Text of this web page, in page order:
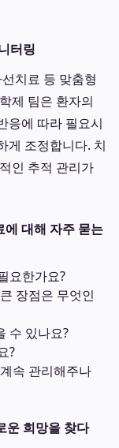
터링
치료 등 맞춤형
제 팀은 환자의
응에 따라 필요시
게 조정합니다. 치
인 추적 관리가
에 대해 자주 묻는
요한가요?
장점은 무엇인
수 있나요?
?
속 관리해주나
운 희망을 찾다